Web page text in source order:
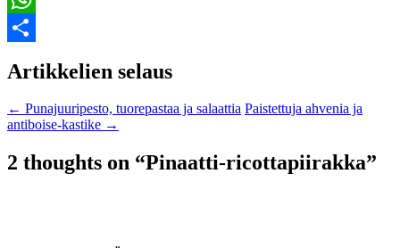
WhatsApp
Artikkelien selaus
← Punajuuripesto, tuorepastaa ja salaattia Paistettuja ahvenia ja
antiboise-kastike →
2 thoughts on “Pinaatti-ricottapiirakka”